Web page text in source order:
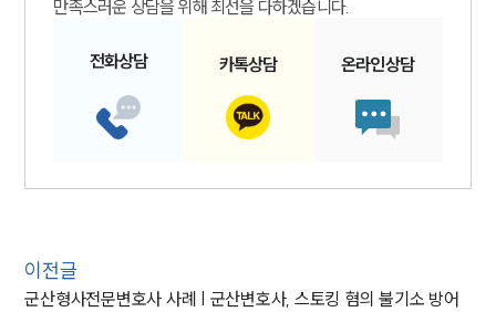
만족스러운 상담을 위해 최선을 다하겠습니다.
전화상담 카톡상담 온라인상담
이전글
군산형사전문변호사 사례 | 군산변호사, 스토킹 혐의 불기소 방어